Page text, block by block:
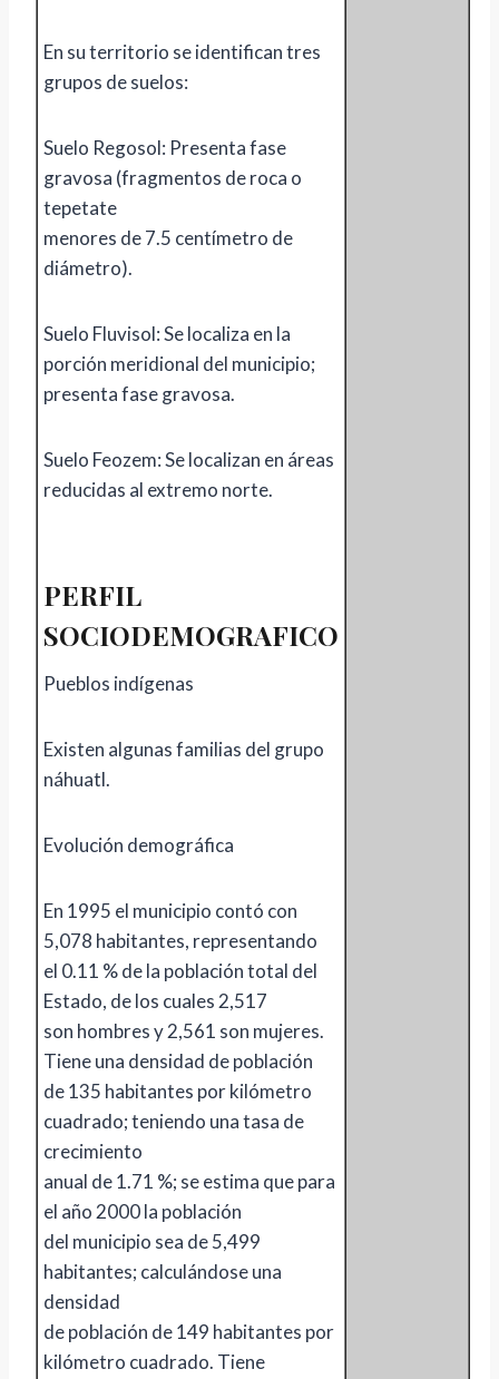
En su territorio se identifican tres
grupos de suelos:
Suelo Regosol: Presenta fase
gravosa (fragmentos de roca o
tepetate
menores de 7.5 centímetro de
diámetro).
Suelo Fluvisol: Se localiza en la
porción meridional del municipio;
presenta fase gravosa.
Suelo Feozem: Se localizan en áreas
reducidas al extremo norte.
PERFIL
SOCIODEMOGRAFICO
Pueblos indígenas
Existen algunas familias del grupo
náhuatl.
Evolución demográfica
En 1995 el municipio contó con
5,078 habitantes, representando
el 0.11 % de la población total del
Estado, de los cuales 2,517
son hombres y 2,561 son mujeres.
Tiene una densidad de población
de 135 habitantes por kilómetro
cuadrado; teniendo una tasa de
crecimiento
anual de 1.71 %; se estima que para
el año 2000 la población
del municipio sea de 5,499
habitantes; calculándose una
densidad
de población de 149 habitantes por
kilómetro cuadrado. Tiene